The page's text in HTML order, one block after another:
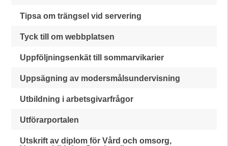
Tipsa om trängsel vid servering
Tyck till om webbplatsen
Uppföljningsenkät till sommarvikarier
Uppsägning av modersmålsundervisning
Utbildning i arbetsgivarfrågor
Utförarportalen
Utskrift av diplom för Vård och omsorg,